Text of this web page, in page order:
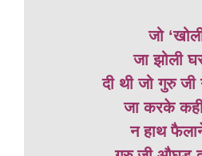
जो
जा झोली
दी थी जो गुरु
जा करके
न हाथ